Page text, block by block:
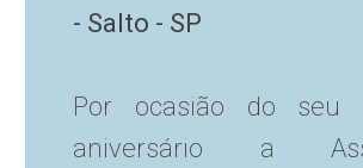
- Salto - SP
Por ocasião do seu
aniversário a